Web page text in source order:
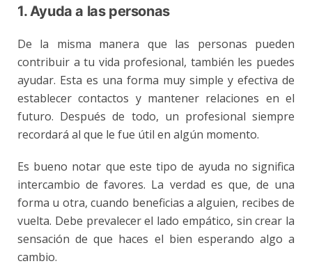
1. Ayuda a las personas
De la misma manera que las personas pueden
contribuir a tu vida profesional, también les puedes
ayudar. Esta es una forma muy simple y efectiva de
establecer contactos y mantener relaciones en el
futuro. Después de todo, un profesional siempre
recordará al que le fue útil en algún momento.
Es bueno notar que este tipo de ayuda no significa
intercambio de favores. La verdad es que, de una
forma u otra, cuando beneficias a alguien, recibes de
vuelta. Debe prevalecer el lado empático, sin crear la
sensación de que haces el bien esperando algo a
cambio.